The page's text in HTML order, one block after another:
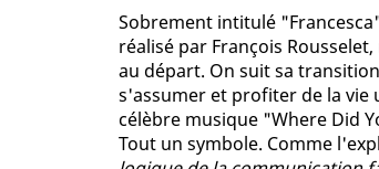
Sobrement intitulé
réalisé par François
au départ. On suit sa
s'assumer et profiter de la vie
célèbre musique "Where Did
Tout un symbole. Comme